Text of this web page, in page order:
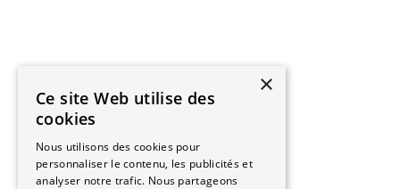
×
Ce site Web utilise des
cookies
Nous utilisons des cookies pour
personnaliser le contenu, les publicités et
analyser notre trafic. Nous partageons